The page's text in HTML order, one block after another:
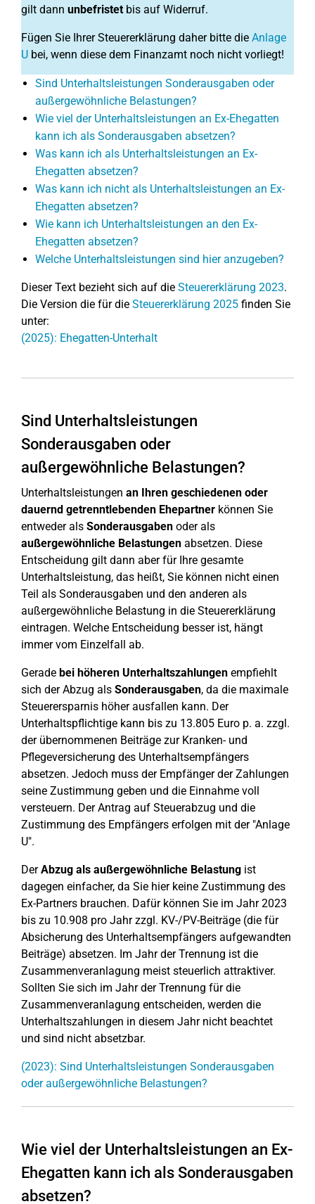
gilt dann unbefristetbis auf Widerruf.
Fügen Sie Ihrer Steuererklärung daher bitte die Anlage
U bei, wenn diese dem Finanzamt noch nicht vorliegt!
Sind Unterhaltsleistungen Sonderausgaben oder
außergewöhnliche Belastungen?
Wie viel der Unterhaltsleistungen an Ex-Ehegatten
kann ich als Sonderausgaben absetzen?
Was kann ich als Unterhaltsleistungen an Ex-
Ehegatten absetzen?
Was kann ich nicht als Unterhaltsleistungen an Ex-
Ehegatten absetzen?
Wie kann ich Unterhaltsleistungen an den Ex-
Ehegatten absetzen?
Welche Unterhaltsleistungen sind hier anzugeben?
Dieser Text bezieht sich auf die Steuererklärung 2023.
Die Version die für die Steuererklärung 2025 finden Sie
unter:
(2025): Ehegatten-Unterhalt
Sind Unterhaltsleistungen
Sonderausgaben oder
außergewöhnliche Belastungen?
Unterhaltsleistungen an Ihren geschiedenen oder
dauernd getrenntlebenden Ehepartner können Sie
entweder als Sonderausgaben oder als
außergewöhnliche Belastungen absetzen. Diese
Entscheidung gilt dann aber für Ihre gesamte
Unterhaltsleistung, das heißt, Sie können nicht einen
Teil als Sonderausgaben und den anderen als
außergewöhnliche Belastung in die Steuererklärung
eintragen. Welche Entscheidung besser ist, hängt
immer vom Einzelfall ab.
Gerade bei höheren Unterhaltszahlungen empfiehlt
sich der Abzug als Sonderausgaben, da die maximale
Steuerersparnis höher ausfallen kann. Der
Unterhaltspflichtige kann bis zu 13.805 Euro p. a. zzgl.
der übernommenen Beiträge zur Kranken- und
Pflegeversicherung des Unterhaltsempfängers
absetzen. Jedoch muss der Empfänger der Zahlungen
seine Zustimmung geben und die Einnahme voll
versteuern. Der Antrag auf Steuerabzug und die
Zustimmung des Empfängers erfolgen mit der "Anlage
U".
DerAbzug als außergewöhnliche Belastung ist
dagegen einfacher, da Sie hier keine Zustimmung des
Ex-Partners brauchen. Dafür können Sie im Jahr 2023
bis zu 10.908 pro Jahr zzgl. KV-/PV-Beiträge (die für
Absicherung des Unterhaltsempfängers aufgewandten
Beiträge) absetzen. Im Jahr der Trennung ist die
Zusammenveranlagung meist steuerlich attraktiver.
Sollten Sie sich im Jahr der Trennung für die
Zusammenveranlagung entscheiden, werden die
Unterhaltszahlungen in diesem Jahr nicht beachtet
und sind nicht absetzbar.
(2023): Sind Unterhaltsleistungen Sonderausgaben
oder außergewöhnliche Belastungen?
Wie viel der Unterhaltsleistungen an Ex-
Ehegatten kann ich als Sonderausgaben
absetzen?